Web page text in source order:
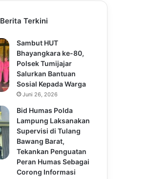
Berita Terkini
Sambut HUT
Bhayangkara ke-80,
Polsek Tumijajar
Salurkan Bantuan
Sosial Kepada Warga
Juni 26, 2026
Bid Humas Polda
Lampung Laksanakan
Supervisi di Tulang
Bawang Barat,
Tekankan Penguatan
Peran Humas Sebagai
Corong Informasi